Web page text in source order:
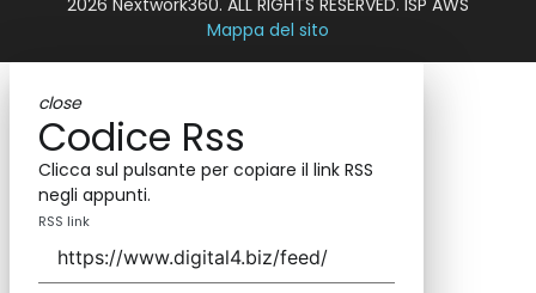
Mappa del sito
close
Codice Rss
Clicca sul pulsante per copiare il link RSS
negli appunti.
RSS link